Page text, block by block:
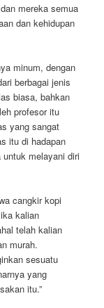
mereka semua
dan kehidupan
minum, dengan
berbagai jenis
biasa, bahkan
profesor itu
yang sangat
itu di hadapan
untuk melayani diri
cangkir kopi
kalian
telah kalian
murah.
sesuatu
yang
itu.”